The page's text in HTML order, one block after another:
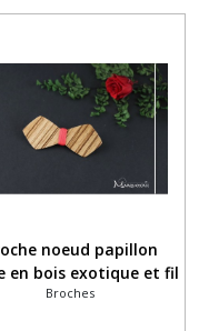
noeud papillon
en bois exotique et fil
rouge - Rayures
Broches